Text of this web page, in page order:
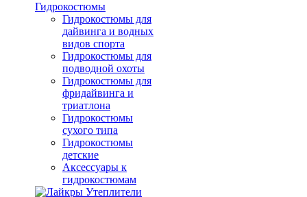
Гидрокостюмы
Гидрокостюмы для
дайвинга и водных
видов спорта
Гидрокостюмы для
подводной охоты
Гидрокостюмы для
фридайвинга и
триатлона
Гидрокостюмы
сухого типа
Гидрокостюмы
детские
Аксессуары к
гидрокостюмам